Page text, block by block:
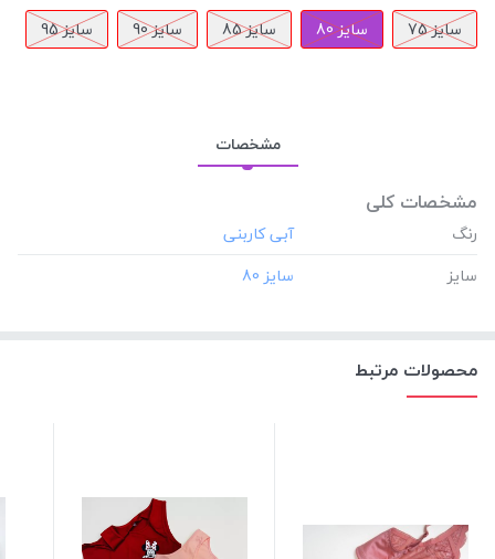
سایز 75 سایز 80 سایز 85 سایز 90 سایز 95
مشخصات
مشخصات کلی
رنگ
سایز
محصولات مرتبط